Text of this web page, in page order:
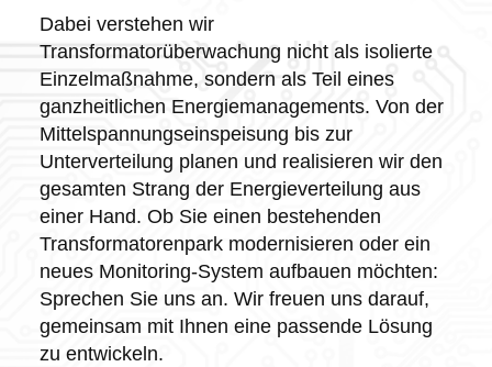
Dabei verstehen wir
Transformatorüberwachung nicht als isolierte
Einzelmaßnahme, sondern als Teil eines
ganzheitlichen Energiemanagements. Von der
Mittelspannungseinspeisung bis zur
Unterverteilung planen und realisieren wir den
gesamten Strang der Energieverteilung aus
einer Hand. Ob Sie einen bestehenden
Transformatorenpark modernisieren oder ein
neues Monitoring-System aufbauen möchten:
Sprechen Sie uns an. Wir freuen uns darauf,
gemeinsam mit Ihnen eine passende Lösung
zu entwickeln.